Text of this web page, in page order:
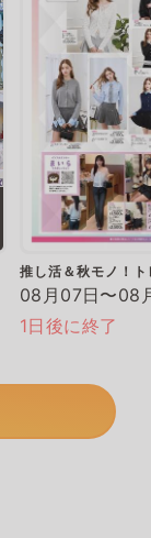
推し活＆秋モノ！
08月07日〜08
1日後に終了